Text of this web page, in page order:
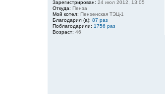
Зарегистрирован: 24 июл 2012, 13:05
Откуда: Пенза
Мой котел: Пензенская ТЭЦ-1
Благодарил (а): 87 раз
Поблагодарили: 1756 раз
Возраст: 46